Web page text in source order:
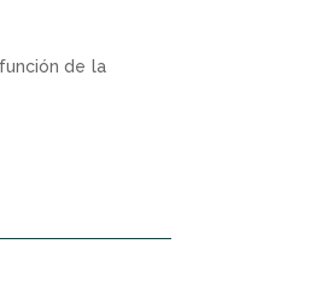
de la